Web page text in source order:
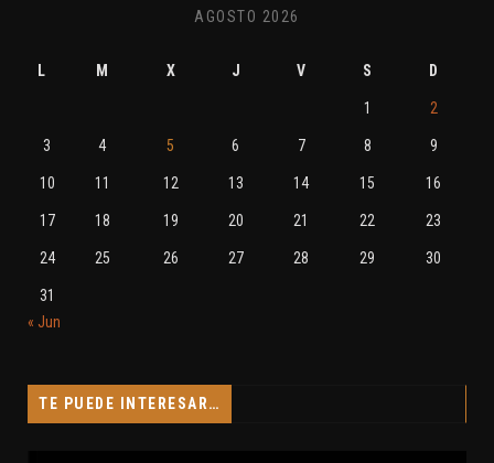
AGOSTO 2026
L M X J V S D
1 2
3 4 5 6 7 8 9
10 11 12 13 14 15 16
17 18 19 20 21 22 23
24 25 26 27 28 29 30
31
« Jun
TE PUEDE INTERESAR…